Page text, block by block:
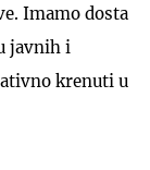
Imamo dosta
javnih i
krenuti u